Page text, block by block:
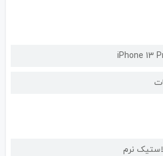
iPhone 13
نرم